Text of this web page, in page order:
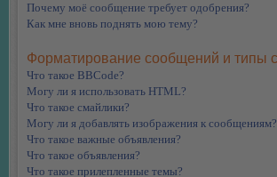
Почему моё сообщение требует одобрения?
Как мне вновь поднять мою тему?
Форматирование сообщений и типы
Что такое BBCode?
Могу ли я использовать HTML?
Что такое смайлики?
Могу ли я добавлять изображения к сообщениям?
Что такое важные объявления?
Что такое объявления?
Что такое прилепленные темы?